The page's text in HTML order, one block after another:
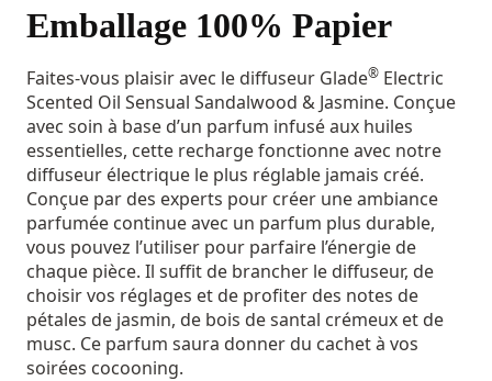
Emballage 100% Papier
Faites-vous plaisir avec le diffuseur Glade® Electric
Scented Oil Sensual Sandalwood & Jasmine. Conçue
avec soin à base d’un parfum infusé aux huiles
essentielles, cette recharge fonctionne avec notre
diffuseur électrique le plus réglable jamais créé.
Conçue par des experts pour créer une ambiance
parfumée continue avec un parfum plus durable,
vous pouvez l’utiliser pour parfaire l’énergie de
chaque pièce. Il suffit de brancher le diffuseur, de
choisir vos réglages et de profiter des notes de
pétales de jasmin, de bois de santal crémeux et de
musc. Ce parfum saura donner du cachet à vos
soirées cocooning.